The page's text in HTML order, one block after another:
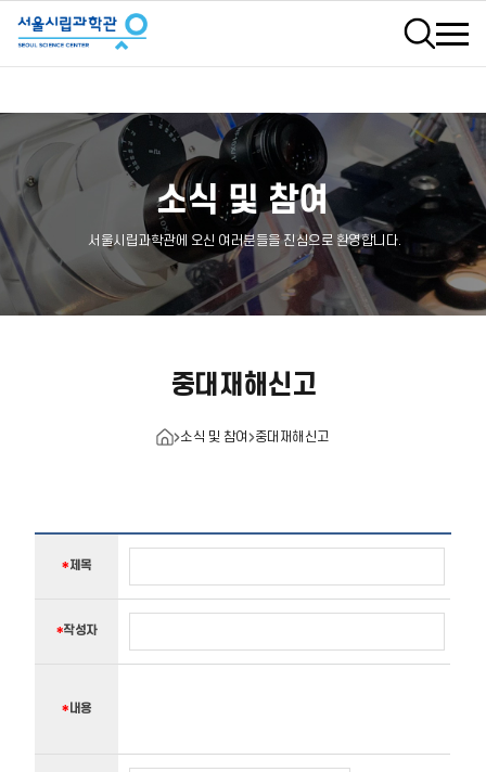
검색
소식 및 참여
서울시립과학관에 오신 여러분들을 진심으로 환영합니다.
중대재해신고
소식 및 참여 중대재해신고
*제목
*작성자
자
* 내용